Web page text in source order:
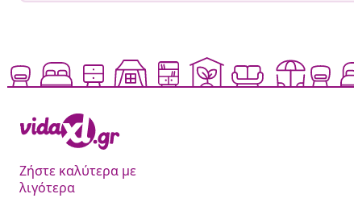
Ζήστε καλύτερα με
λιγότερα